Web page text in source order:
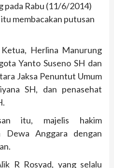
pada Rabu (11/6/2014)
membacakan putusan
Herlina Manurung
Yanto Suseno SH dan
Jaksa Penuntut Umum
SH, dan penasehat
itu, majelis hakim
Dewa Anggara dengan
R Rosyad, yang selalu